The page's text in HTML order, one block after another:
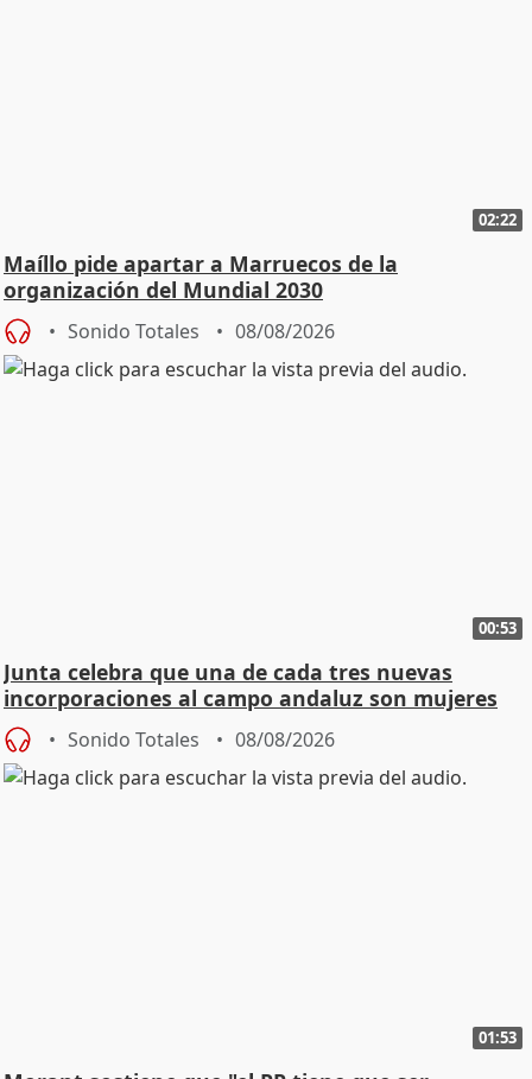
02:22
Maíllo pide apartar a Marruecos de la
organización del Mundial 2030
Sonido Totales 08/08/2026
00:53
Junta celebra que una de cada tres nuevas
incorporaciones al campo andaluz son mujeres
jóvenes
Sonido Totales 08/08/2026
01:53